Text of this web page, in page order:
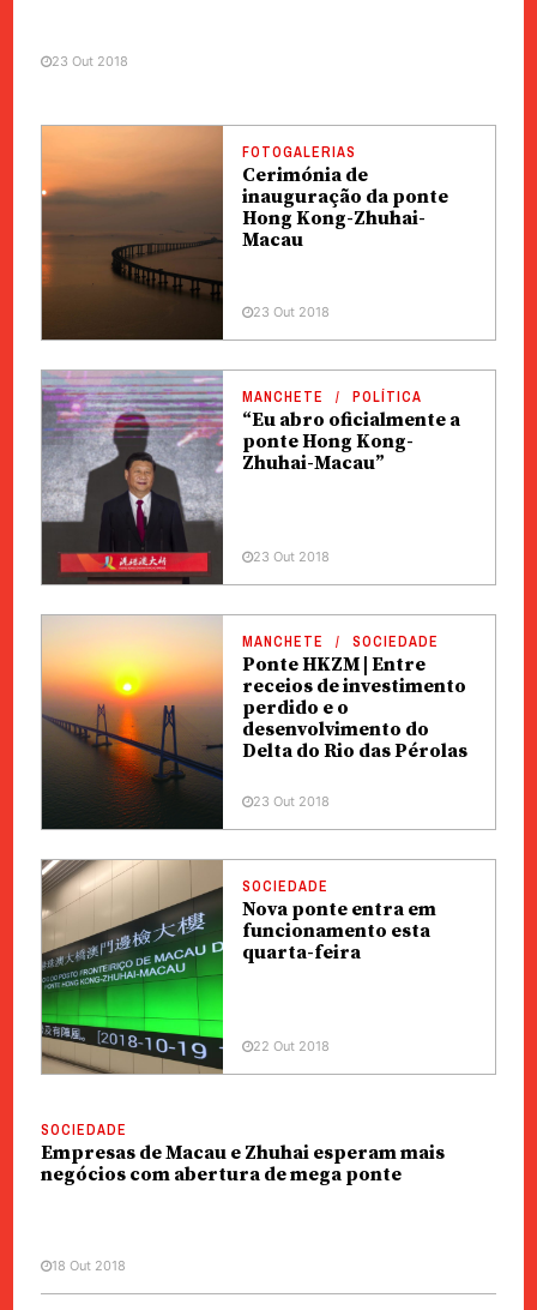
23 Out 2018
FOTOGALERIAS
Cerimónia de
inauguração da ponte
Hong Kong-Zhuhai-
Macau
23 Out 2018
MANCHETE POLÍTICA
“Eu abro oficialmente a
ponte Hong Kong-
Zhuhai-Macau”
23 Out 2018
MANCHETE SOCIEDADE
Ponte HKZM | Entre
receios de investimento
perdido e o
desenvolvimento do
Delta do Rio das Pérolas
23 Out 2018
SOCIEDADE
Nova ponte entra em
funcionamento esta
quarta-feira
22 Out 2018
SOCIEDADE
Empresas de Macau e Zhuhai esperam mais
negócios com abertura de mega ponte
18 Out 2018